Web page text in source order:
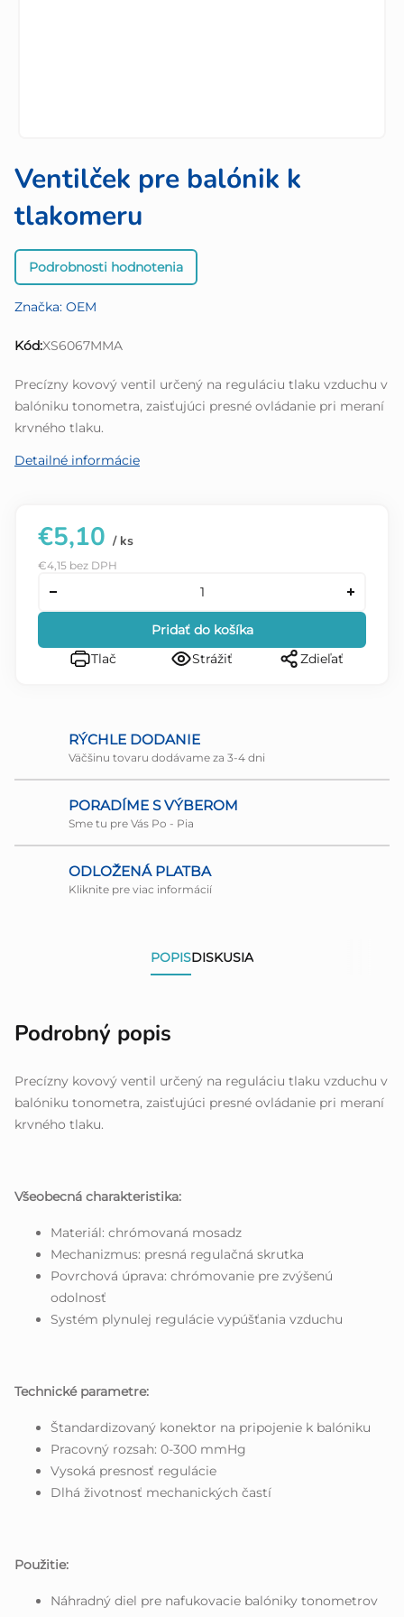
Ventilček pre balónik k
tlakomeru
Priemerné
hodnotenie
je
0,0
5
hviezdičiek.
Podrobnosti hodnotenia
Značka: OEM
Kód:XS6067MMA
Precízny kovový ventil určený na reguláciu tlaku vzduchu v
balóniku tonometra, zaisťujúci presné ovládanie pri meraní
krvného tlaku.
Detailné informácie
€5,10 / ks
€4,15 bez DPH
Pridať do košíka
Tlač
Strážiť Zdieľať
RÝCHLE DODANIE
Väčšinu tovaru dodávame za 3-4 dni
PORADÍME S VÝBEROM
Sme tu pre Vás Po - Pia
ODLOŽENÁ PLATBA
Kliknite pre viac informácií
POPISDISKUSIA
Podrobný popis
Precízny kovový ventil určený na reguláciu tlaku vzduchu v
balóniku tonometra, zaisťujúci presné ovládanie pri meraní
krvného tlaku.
Všeobecná charakteristika:
Materiál: chrómovaná mosadz
Mechanizmus: presná regulačná skrutka
Povrchová úprava: chrómovanie pre zvýšenú
odolnosť
Systém plynulej regulácie vypúšťania vzduchu
Technické parametre:
Štandardizovaný konektor na pripojenie k balóniku
Pracovný rozsah: 0-300 mmHg
Vysoká presnosť regulácie
Dlhá životnosť mechanických častí
Použitie:
Náhradný diel pre nafukovacie balóniky tonometrov